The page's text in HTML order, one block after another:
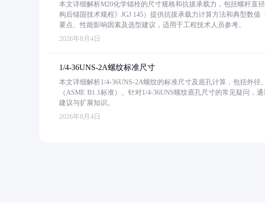
本文详细解析M20化学锚栓的尺寸规格和抗拔承载力，包括螺杆直
构后锚固技术规程》JGJ 145）提供抗拔承载力计算方法和典型数
要点、性能影响因素及选型建议，适用于工程技术人员参考。
2026年8月4日
1/4-36UNS-2A螺纹标准尺寸
本文详细解析1/4-36UNS-2A螺纹的标准尺寸及底孔计算，包括外
（ASME B1.1标准）。针对1/4-36UNS螺纹底孔尺寸的常见疑问，
建议与扩展知识。
2026年8月4日